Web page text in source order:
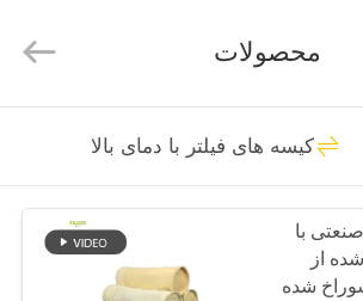
فیلتر گرد و
محصولات
کیسه های فیلتر با دمای بالا
با
از
شده